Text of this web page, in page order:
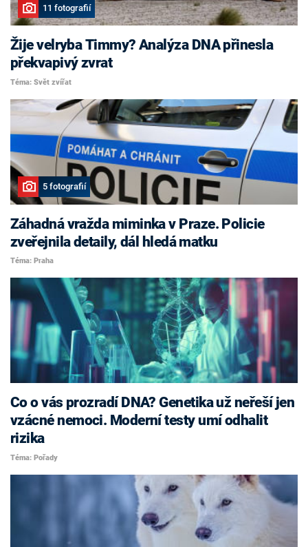
11 fotografií
Žije velryba Timmy? Analýza DNA přinesla
překvapivý zvrat
Téma: Svět zvířat
5 fotografií
Záhadná vražda miminka v Praze. Policie
zveřejnila detaily, dál hledá matku
Téma: Praha
Co o vás prozradí DNA? Genetika už neřeší jen
vzácné nemoci. Moderní testy umí odhalit
rizika
Téma: Pořady